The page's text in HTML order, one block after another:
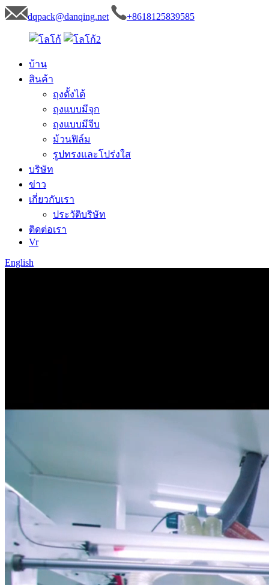
dqpack@danqing.net +8618125839585
บ้าน
สินค้า
ถุงตั้งได้
ถุงแบบมีจุก
ถุงแบบมีจีบ
ม้วนฟิล์ม
รูปทรงและโปร่งใส
บริษัท
ข่าว
เกี่ยวกับเรา
ประวัติบริษัท
ติดต่อเรา
Vr
English